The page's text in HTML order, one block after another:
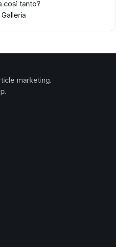
così tanto?
marketing.